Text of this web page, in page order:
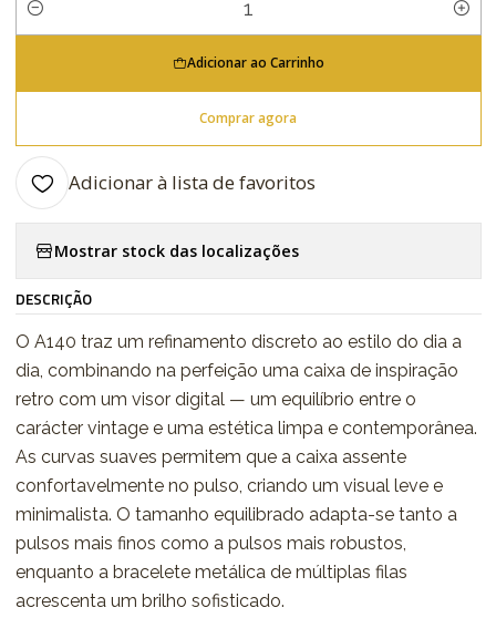
Quantidade
Adicionar ao Carrinho
Comprar agora
Adicionar à lista de favoritos
Mostrar stock das localizações
DESCRIÇÃO
O A140 traz um refinamento discreto ao estilo do dia a
dia, combinando na perfeição uma caixa de inspiração
retro com um visor digital — um equilíbrio entre o
carácter vintage e uma estética limpa e contemporânea.
As curvas suaves permitem que a caixa assente
confortavelmente no pulso, criando um visual leve e
minimalista. O tamanho equilibrado adapta-se tanto a
pulsos mais finos como a pulsos mais robustos,
enquanto a bracelete metálica de múltiplas filas
acrescenta um brilho sofisticado.